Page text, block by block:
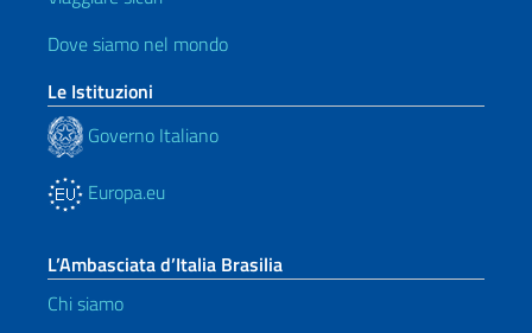
Dove siamo nel mondo
Le Istituzioni
Governo Italiano
Europa.eu
L’Ambasciata d’Italia Brasilia
Chi siamo